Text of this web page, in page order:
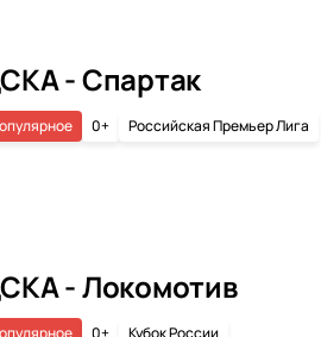
- Спартак
0+ Российская Премьер Лига
- Локомотив
0+ Кубок России